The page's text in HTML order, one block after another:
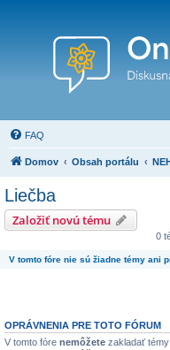
FAQ
Domov Obsah portálu
Liečba
Založiť novú tému
0
V tomto fóre nie sú žiadne témy ani
OPRÁVNENIA PRE TOTO FÓRUM
V tomto fóre nemôžete zakladať témy